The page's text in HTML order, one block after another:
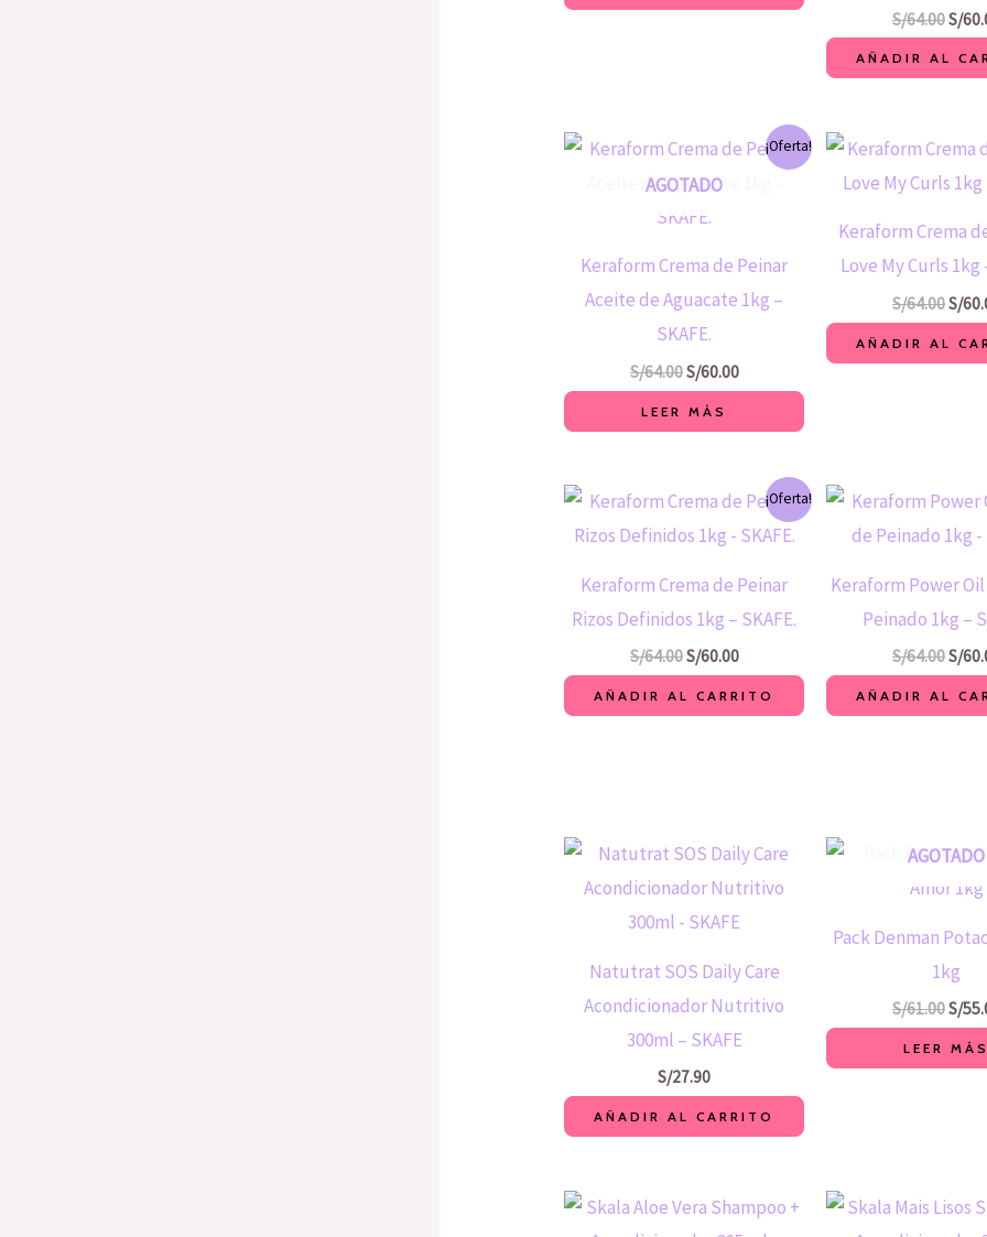
S/64.00S/
AÑADIR AL
¡Oferta!
AGOTADO
Keraform Crema de Peinar
Aceite de Aguacate 1kg –
SKAFE.
S/64.00
El
precio
original
S/64.00.
S/60.00
El
precio
LEER MÁS
Keraform Crema
Love My Curls 1kg
S/64.00
El
precio
S/
S/
AÑADIR AL
¡Oferta!
Keraform Crema de Peinar
Rizos Definidos 1kg – SKAFE.
S/64.00
El
precio
original
S/64.00.
S/60.00
El
precio
actual
S/60.00.
AÑADIR AL CARRITO
Keraform Power
Peinado 1kg –
S/64.00
El
S/
S/
AÑADIR AL
Natutrat SOS Daily Care
Acondicionador Nutritivo
300ml – SKAFE
S/27.90
AÑADIR AL CARRITO
AGOTADO
Pack Denman
1kg
S/61.00
El
precio
S/
S/
LEER MÁS